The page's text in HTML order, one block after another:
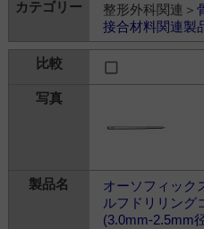
整形外科関連＞
接合材料関連製
オーソフィッ
ルフドリリング
(3.0mm-2.5mm